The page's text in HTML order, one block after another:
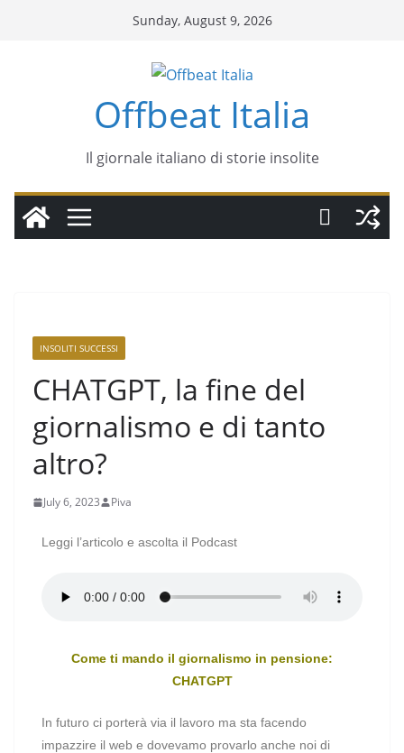
Sunday, August 9, 2026
Offbeat Italia
Il giornale italiano di storie insolite
INSOLITI SUCCESSI
CHATGPT, la fine del
giornalismo e di tanto
altro?
July 6, 2023 Piva
Leggi l’articolo e ascolta il Podcast
Come ti mando il giornalismo in pensione:
CHATGPT
In futuro ci porterà via il lavoro ma sta facendo
impazzire il web e dovevamo provarlo anche noi di